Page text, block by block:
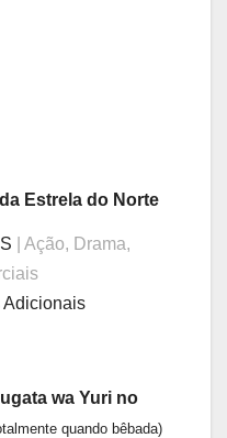
Estrela do Norte
| Ação, Drama,
Adicionais
wa Yuri no
quando bêbada)